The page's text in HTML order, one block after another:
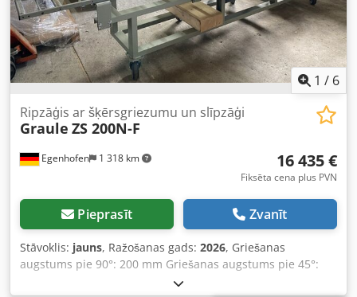
1 / 6
Egenhofen 1 318 km
Ripzāģis ar šķērsgriezumu un slīpzāģi
Graule ZS 200N-F
16 435 €
Fiksēta cena plus PVN
Pieprasīt Zvanīt
Stāvoklis: jauns, Ražošanas gads: 2026, Griešanas
augstums pie 90°: 200 mm Griešanas augstums pie 45°:
140 mm Griešanas platums pie 90°: 420 mm Griešanas